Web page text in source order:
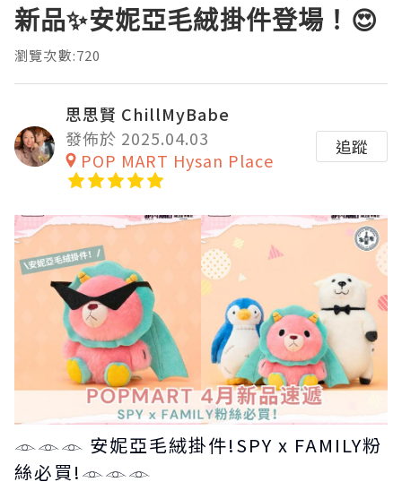
新品✨安妮亞毛絨掛件登場！😍
瀏覽次數:720
思思賢 ChillMyBabe
發佈於 2025.04.03
POP MART Hysan Place
追蹤
𓁹𓁹𓁹 安妮亞毛絨掛件!SPY x FAMILY粉
絲必買!𓁹𓁹𓁹